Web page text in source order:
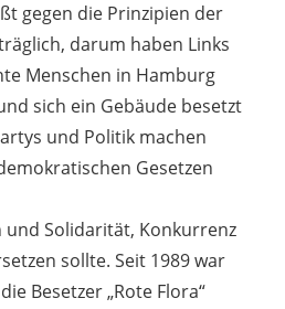
gegen die Prinzipien der
darum haben Links
Menschen in Hamburg
sich ein Gebäude besetzt
und Politik machen
Gesetzen
und Solidarität, Konkurrenz
sollte. Seit 1989 war
Besetzer „Rote Flora“